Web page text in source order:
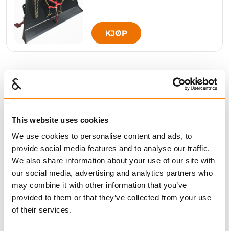
This website uses cookies
We use cookies to personalise content and ads, to
provide social media features and to analyse our traffic.
We also share information about your use of our site with
our social media, advertising and analytics partners who
may combine it with other information that you’ve
provided to them or that they’ve collected from your use
of their services.
KJØP
Sammenligne
fra kr 45 340,00
KJØP